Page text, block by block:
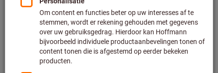
Meetapparaat voor één gas Pac®
6500
Dräger
Artikelnummer: 097199